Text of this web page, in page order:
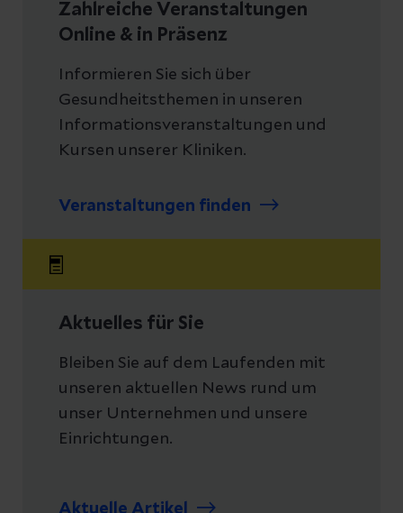
Zahlreiche Veranstaltungen
Online & in Präsenz
Informieren Sie sich über
Gesundheitsthemen in unseren
Informationsveranstaltungen und
Kursen unserer Kliniken.
Veranstaltungen finden
Aktuelles für Sie
Bleiben Sie auf dem Laufenden mit
unseren aktuellen News rund um
unser Unternehmen und unsere
Einrichtungen.
Aktuelle Artikel